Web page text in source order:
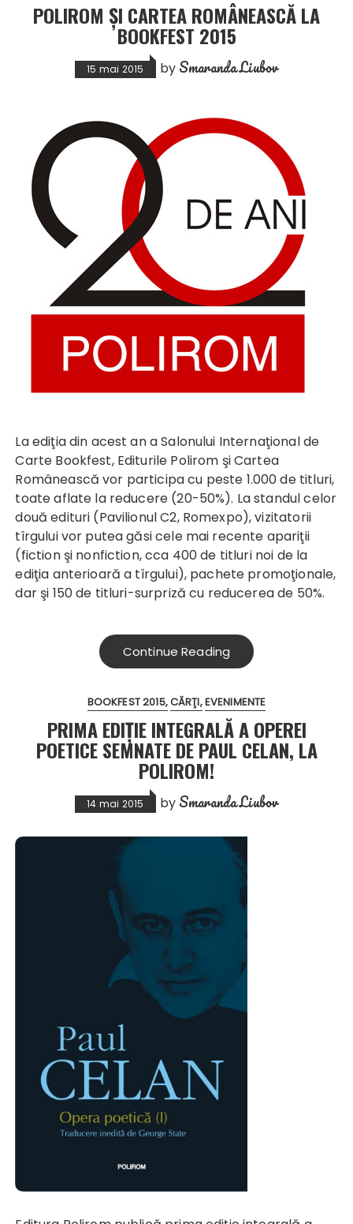
POLIROM ŞI CARTEA ROMÂNEASCĂ LA
BOOKFEST 2015
15 mai 2015 by Smaranda Liubov
La ediţia din acest an a Salonului Internaţional de
Carte Bookfest, Editurile Polirom şi Cartea
Românească vor participa cu peste 1.000 de titluri,
toate aflate la reducere (20-50%). La standul celor
două edituri (Pavilionul C2, Romexpo), vizitatorii
tîrgului vor putea găsi cele mai recente apariţii
(fiction şi nonfiction, cca 400 de titluri noi de la
ediţia anterioară a tîrgului), pachete promoţionale,
dar şi 150 de titluri-surpriză cu reducerea de 50%.
Continue Reading
BOOKFEST 2015 CĂRŢI EVENIMENTE
PRIMA EDIȚIE INTEGRALĂ A OPEREI
POETICE SEMNATE DE PAUL CELAN, LA
POLIROM!
14 mai 2015 by Smaranda Liubov